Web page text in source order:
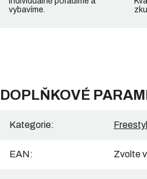
vybavíme.
DOPLŇKOVÉ
Kategorie:
EAN: Zvolte